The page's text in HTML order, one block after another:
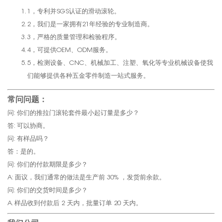
1，专利并SGS认证的滑动滚轮。
2，我们是一家拥有21年经验的专业制造商。
3，严格的质量管理和检验程序。
4，可提供OEM、ODM服务。
5，检测设备、CNC、机械加工、注塑、氧化等专业机械设备使我
们能够提供各种五金零件制造一站式服务。
常问问题：
问: 你们的推拉门滚轮套件最小起订量是多少？
答: 可以协商。
问: 有样品吗？
答：是的。
问: 你们的付款期限是多少？
A: 面议，我们通常的做法是生产前 30% ，发货前余款。
问: 你们的交货时间是多少？
A. 样品收到付款后 2 天内，批量订单 20 天内。